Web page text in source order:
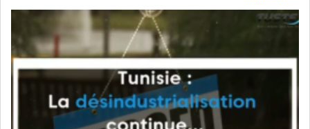
FISCALITÉ : LONGUE LISTE
DES ACTIVITÉS Q...
BOURSE DE TUNIS : UN OUTIL
DE FINANCEMEN...